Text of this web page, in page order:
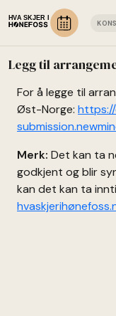
Legg til
For å legge til
Øst-Norge:
Merk: Det kan ta
godkjent og blir
kan det kan ta